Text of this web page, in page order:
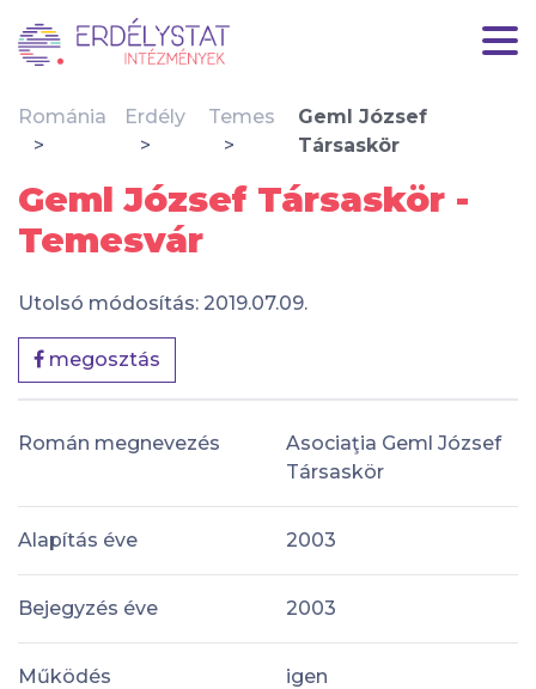
Románia Erdély Temes
Geml József
Társaskör
Geml József Társaskör -
Temesvár
Utolsó módosítás: 2019.07.09.
megosztás
Román megnevezés
Asociaţia Geml József
Társaskör
Alapítás éve 2003
Bejegyzés éve 2003
Működés igen